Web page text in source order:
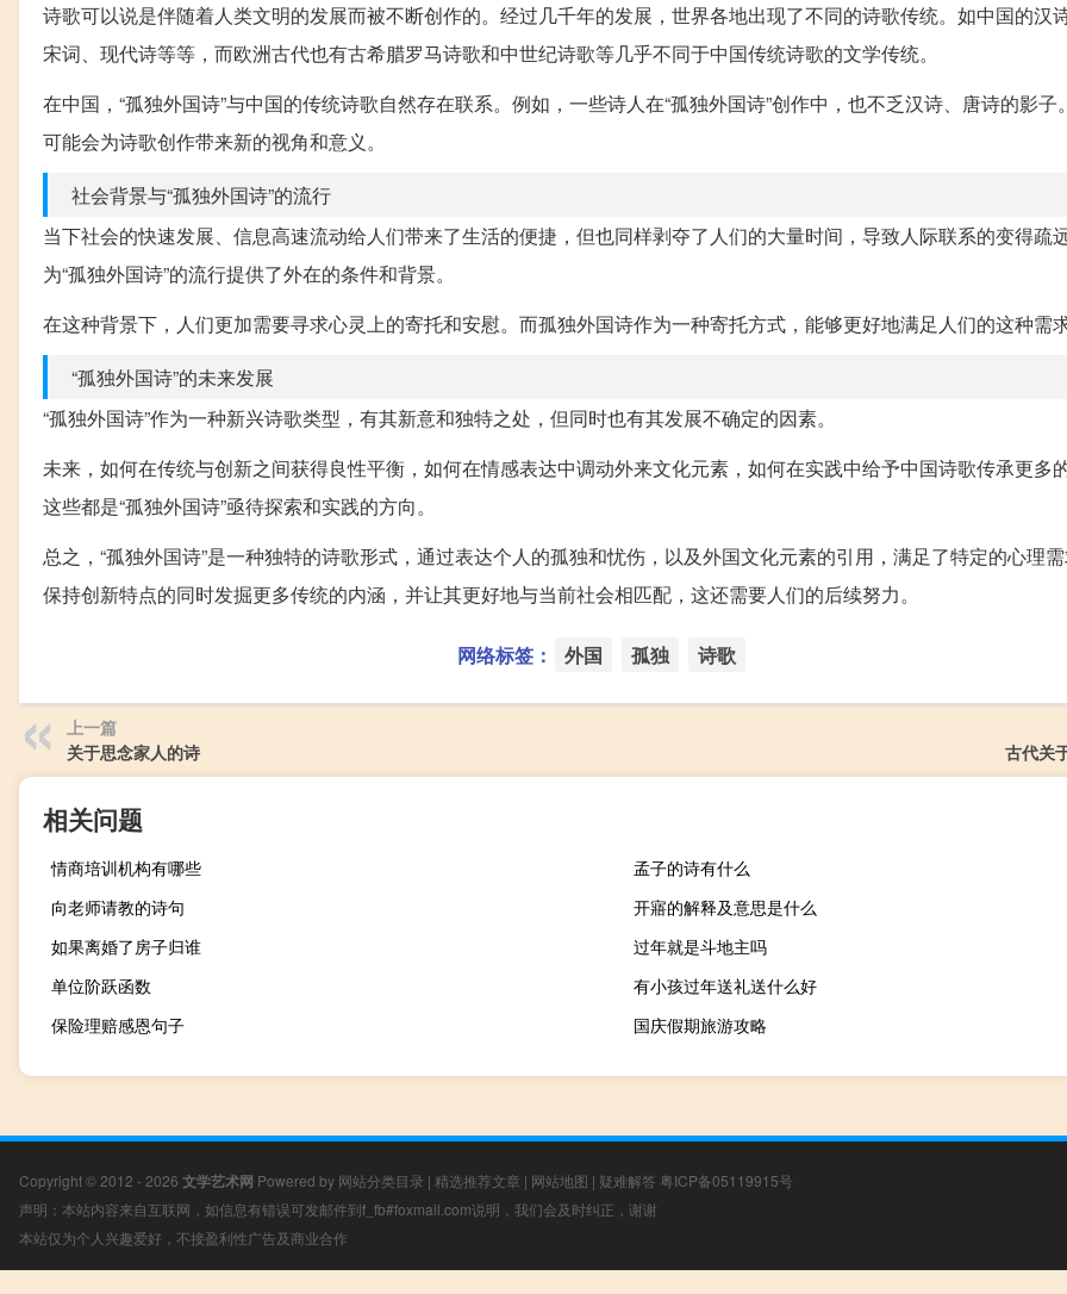
诗歌可以说是伴随着人类文明的发展而被不断创作的。经过几千年的发展，世界各地出现了不同的诗歌传统。如中国的汉
宋词、现代诗等等，而欧洲古代也有古希腊罗马诗歌和中世纪诗歌等几乎不同于中国传统诗歌的文学传统。
在中国，“孤独外国诗”与中国的传统诗歌自然存在联系。例如，一些诗人在“孤独外国诗”创作中，也不乏汉诗、唐诗的影子
可能会为诗歌创作带来新的视角和意义。
社会背景与“孤独外国诗”的流行
当下社会的快速发展、信息高速流动给人们带来了生活的便捷，但也同样剥夺了人们的大量时间，导致人际联系的变得疏
为“孤独外国诗”的流行提供了外在的条件和背景。
在这种背景下，人们更加需要寻求心灵上的寄托和安慰。而孤独外国诗作为一种寄托方式，能够更好地满足人们的这种需
“孤独外国诗”的未来发展
“孤独外国诗”作为一种新兴诗歌类型，有其新意和独特之处，但同时也有其发展不确定的因素。
未来，如何在传统与创新之间获得良性平衡，如何在情感表达中调动外来文化元素，如何在实践中给予中国诗歌传承更多
这些都是“孤独外国诗”亟待探索和实践的方向。
总之，“孤独外国诗”是一种独特的诗歌形式，通过表达个人的孤独和忧伤，以及外国文化元素的引用，满足了特定的心理
保持创新特点的同时发掘更多传统的内涵，并让其更好地与当前社会相匹配，这还需要人们的后续努力。
网络标签： 外国 孤独 诗歌
上一篇
关于思念家人的诗
古代关
相关问题
情商培训机构有哪些
孟子的诗有什么
向老师请教的诗句
开寤的解释及意思是什么
如果离婚了房子归谁
过年就是斗地主吗
单位阶跃函数
有小孩过年送礼送什么好
保险理赔感恩句子
国庆假期旅游攻略
Copyright © 2012 - 2026 文学艺术网 Powered by 网站分类目录 | 精选推荐文章 | 网站地图 | 疑难解答 粤ICP备05119915号
声明：本站内容来自互联网，如信息有错误可发邮件到f_fb#foxmail.com说明，我们会及时纠正，谢谢
本站仅为个人兴趣爱好，不接盈利性广告及商业合作